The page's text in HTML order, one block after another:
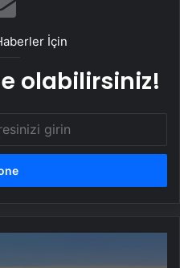
İçin
olabilirsiniz!